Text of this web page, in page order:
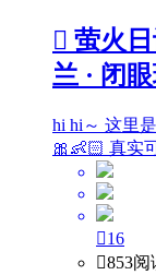
 萤火
兰 · 闭
hi hi～ 这里
🎀👶🏻 真实
16
853阅